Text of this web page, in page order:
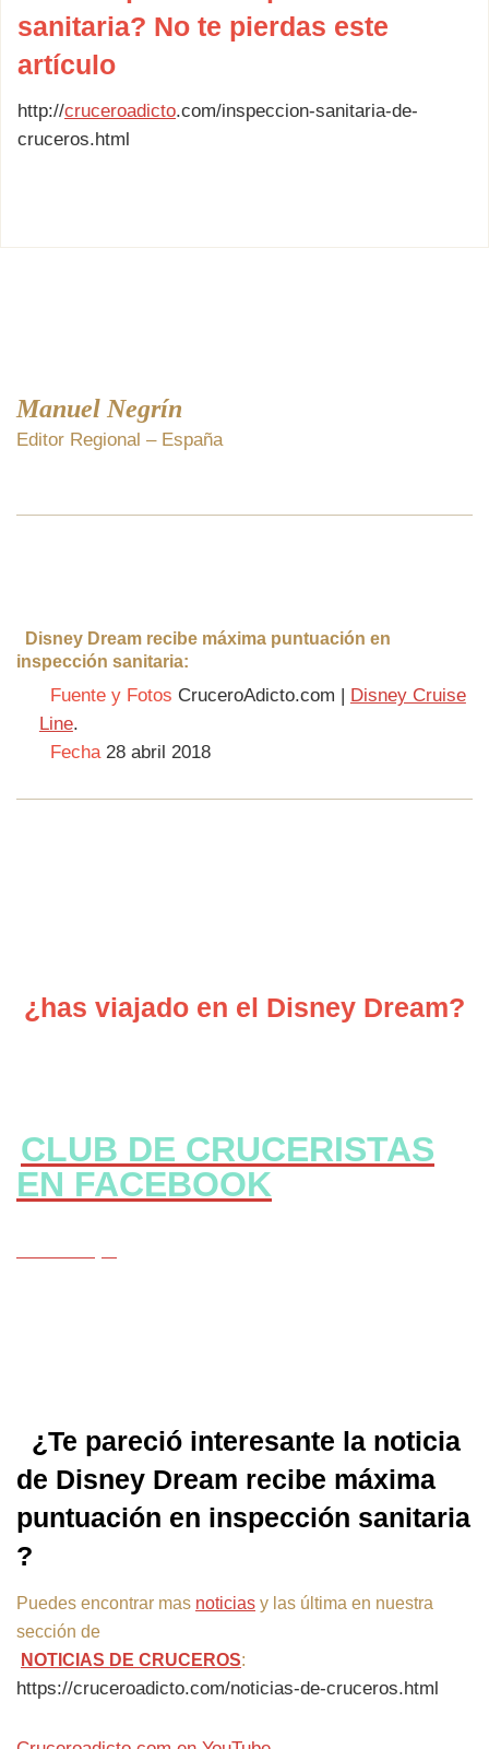
sanitaria? No te pierdas este
artículo
http://cruceroadicto.com/inspeccion-sanitaria-de-
cruceros.html
Manuel Negrín
Editor Regional – España
Disney Dream recibe máxima puntuación en
inspección sanitaria:
Fuente y Fotos CruceroAdicto.com | Disney Cruise
Line.
Fecha28 abril 2018
¿has viajado en el Disney Dream?
CLUB DE CRUCERISTAS
EN FACEBOOK
¿Te pareció interesante la noticia
de Disney Dream recibe máxima
puntuación en inspección sanitaria
?
Puedes encontrar mas noticias y las última en nuestra
sección de
NOTICIAS DE CRUCEROS:
https://cruceroadicto.com/noticias-de-cruceros.html